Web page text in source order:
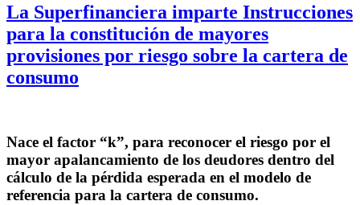
La Superfinanciera imparte Instrucciones
para la constitución de mayores
provisiones por riesgo sobre la cartera de
consumo
Nace el factor “k”, para reconocer el riesgo por el
mayor apalancamiento de los deudores dentro del
cálculo de la pérdida esperada en el modelo de
referencia para la cartera de consumo.